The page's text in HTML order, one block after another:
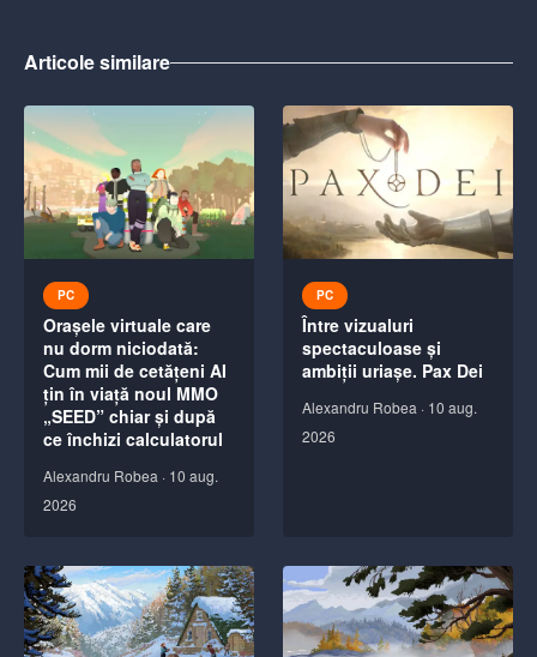
Articole similare
PC
Orașele virtuale care
nu dorm niciodată:
Cum mii de cetățeni AI
țin în viață noul MMO
„SEED” chiar și după
ce închizi calculatorul
Alexandru Robea · 10 aug.
2026
PC
Între vizualuri
spectaculoase și
ambiții uriașe. Pax Dei
Alexandru Robea · 10 aug.
2026